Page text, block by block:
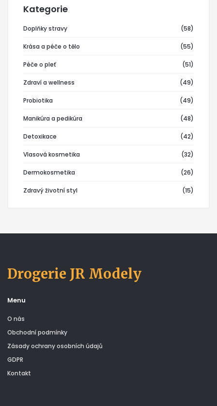
Kategorie
Doplňky stravy (58)
Krása a péče o tělo (55)
Péče o pleť (51)
Zdraví a wellness (49)
Probiotika (49)
Manikúra a pedikúra (48)
Detoxikace (42)
Vlasová kosmetika (32)
Dermokosmetika (26)
Zdravý životní styl (15)
Drogerie JR Modely
Menu
O nás
Obchodní podmínky
Zásady ochrany osobních údajů
GDPR
Kontakt